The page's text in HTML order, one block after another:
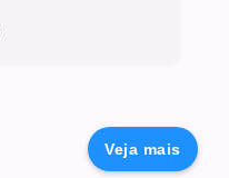
Veja mais